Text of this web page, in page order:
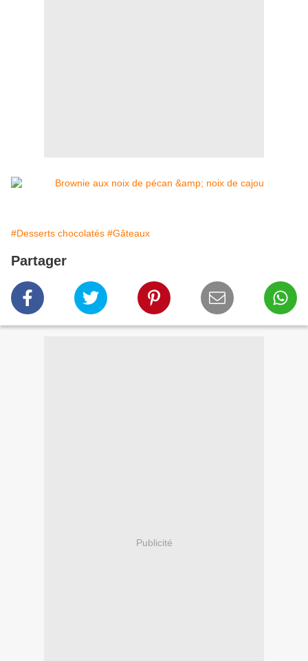
#Desserts chocolatés #Gâteaux
Partager
Publicité